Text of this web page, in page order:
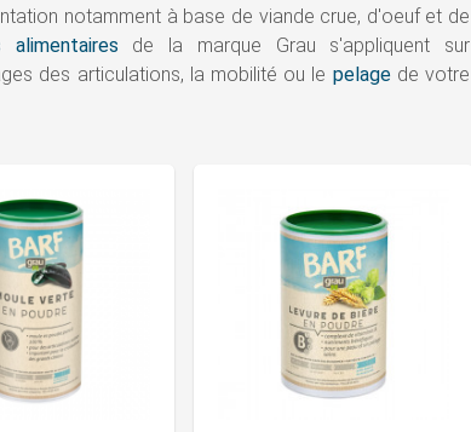
notamment à base de viande crue, d'oeuf et de
alimentaires de la marque Grau s'appliquent sur
des articulations, la mobilité ou le pelagede votre